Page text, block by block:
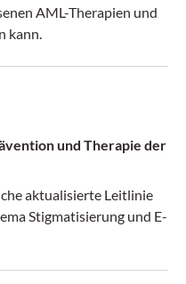
AML-Therapien und
kann.
und Therapie der
aktualisierte Leitlinie
Stigmatisierung und E-